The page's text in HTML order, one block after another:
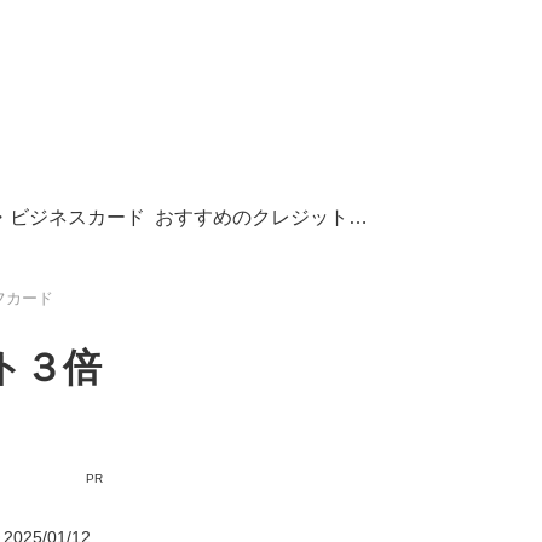
ビジネスカード おすすめのクレジットカード
カード
３倍
PR
2025/01/12